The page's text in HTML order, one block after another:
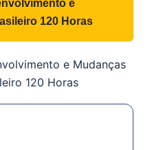
e
120 Horas
e Mudanças
120 Horas